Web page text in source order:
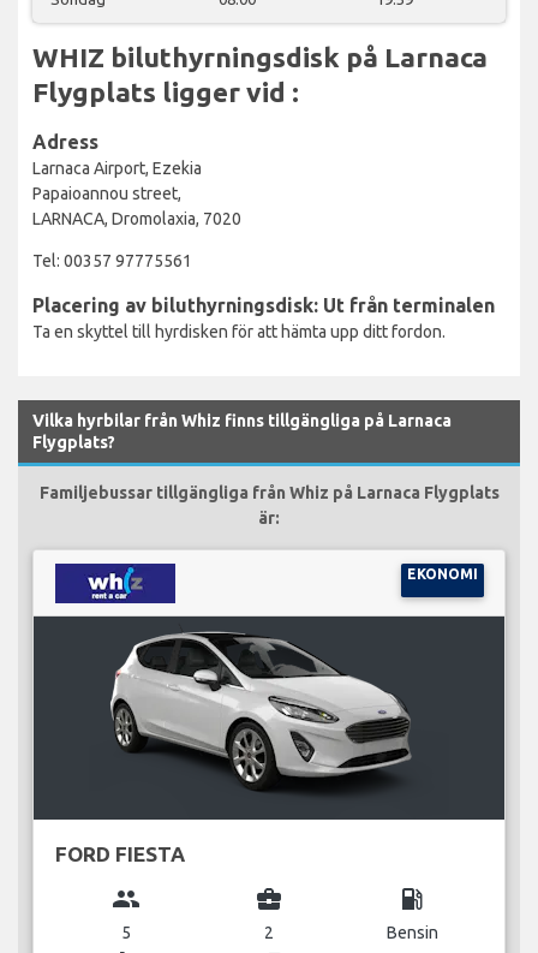
WHIZ biluthyrningsdisk på Larnaca
Flygplats ligger vid :
Adress
Larnaca Airport, Ezekia
Papaioannou street,
LARNACA, Dromolaxia, 7020
Tel: 00357 97775561
Placering av biluthyrningsdisk: Ut från terminalen
Ta en skyttel till hyrdisken för att hämta upp ditt fordon.
Vilka hyrbilar från Whiz finns tillgängliga på Larnaca
Flygplats?
Familjebussar tillgängliga från Whiz på Larnaca Flygplats
är:
EKONOMI
FORD FIESTA
group
5
business_center
2
local_gas_station
Bensin